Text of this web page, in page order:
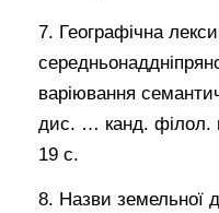
7. Географічна
варіювання
дис. … канд. філол.
19 с.
8. Назви земельної